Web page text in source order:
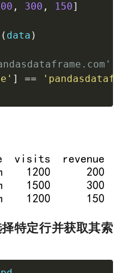
, 300 , 150]
( data )
] ==
特定行并获取其索